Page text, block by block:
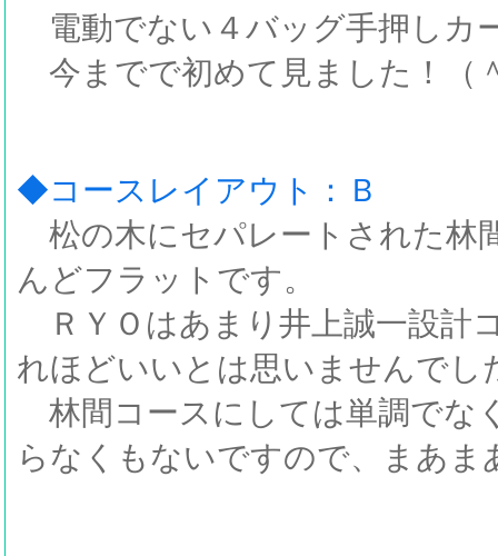
電動でない４バッグ手押しカ
今までで初めて見ました！（
◆コースレイアウト：Ｂ
松の木にセパレートされた林
んどフラットです。
ＲＹＯはあまり井上誠一設計
れほどいいとは思いませんでし
林間コースにしては単調でな
らなくもないですので、まあま